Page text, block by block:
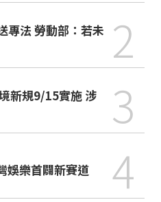
專法 勞動部：若未 2
新規9/15實施 涉
3
娛樂首闢新賽道 4